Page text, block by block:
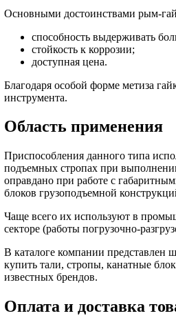
Основными достоинствами рым-
способность выдерживать
стойкость к коррозии;
доступная цена.
Благодаря особой форме метиза
инструмента.
Область применения
Приспособления данного типа
подъемных стропах при
оправдано при работе с
блоков грузоподъемной
Чаще всего их используют в
секторе (работы погрузочно-
В каталоге компании представлен
купить тали, стропы, канатные
известных брендов.
Оплата и доставка